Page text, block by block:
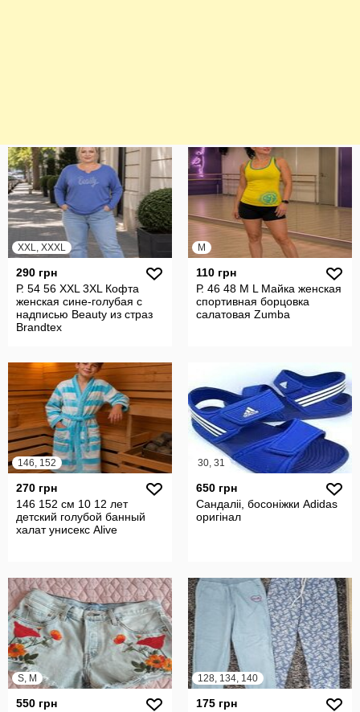
XXL, XXXL
290 грн
Р. 54 56 XXL 3XL Кофта
женская сине-голубая с
надписью Beauty из страз
Brandtex
M
110 грн
Р. 46 48 M L Майка женская
спортивная борцовка
салатовая Zumba
146, 152
270 грн
146 152 см 10 12 лет
детский голубой банный
халат унисекс Alive
30, 31
650 грн
Сандаліі, босоніжки Adidas
оригінал
S, M
550 грн
128, 134, 140
175 грн